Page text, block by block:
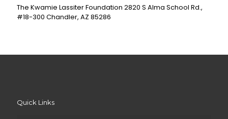
The Kwamie Lassiter Foundation 2820 S Alma School Rd.,
#18-300 Chandler, AZ 85286
Quick Links